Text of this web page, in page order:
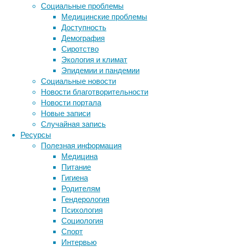
Социальные проблемы
Медицинские проблемы
Доступность
Демография
Сиротство
Экология и климат
Эпидемии и пандемии
Социальные новости
Новости благотворительности
Новости портала
Новые записи
Случайная запись
Ресурсы
Полезная информация
Медицина
Питание
Гигиена
Родителям
Гендерология
Психология
Социология
Спорт
Интервью
лечении
разных
заболеваний,
связанных
периферической
нервной
системой
и
мышечными
воспалениями.
Массаж
помогает
в
борьбе
радикулитом,
артритом,
патологиями
желудка,
миомой
матки